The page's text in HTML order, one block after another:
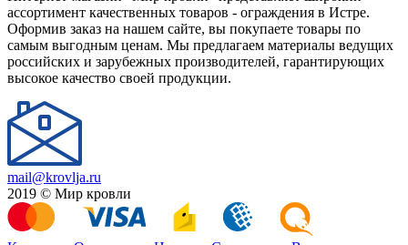
ассортимент качественных товаров - ограждения в Истре.
Оформив заказ на нашем сайте, вы покупаете товары по
самым выгодным ценам. Мы предлагаем материалы ведущих
российских и зарубежных производителей, гарантирующих
высокое качество своей продукции.
mail@krovlja.ru
2019 © Мир кровли